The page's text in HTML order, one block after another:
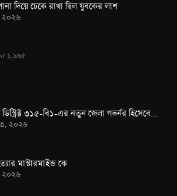
দিয়ে ঢেকে রাখা ছিল যুবকের লাশ
১,৯৬৫
ডিস্ট্রিক্ট ৩১৫-বি১-এর নতুন জেলা গভর্নর হিসেবে…
২০২৬
মাস্টারমাইন্ড কে